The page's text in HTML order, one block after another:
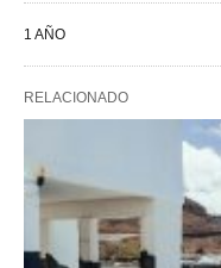
1 AÑO
RELACIONADO